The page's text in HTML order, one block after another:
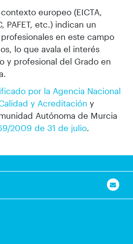
europeo (EICTA,
PAFET, etc.) indican un
en este campo
lo que avala el interés
y profesional del Grado en
por la Agencia Nacional
y Acreditación y
Autónoma de Murcia
2009 de 31 de julio